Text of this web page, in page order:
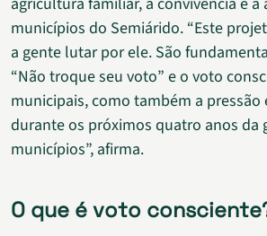
municípios do Semiárido. “Este
a gente lutar por ele. São
“Não troque seu voto” e o voto
municipais, como também a
durante os próximos quatro anos da
municípios”, afirma.
O que é voto